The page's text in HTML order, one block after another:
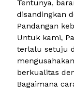
Tentunya,
disandingkan
Pandangan
Untuk kami,
terlalu setuju
berkualitas
Bagaimana